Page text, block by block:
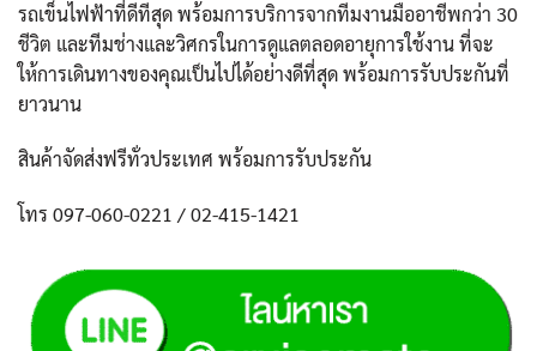
รถเข็นไฟฟ้าที่ดีทีสุด พร้อมการบริการจากทีมงานมืออาชีพกว่า 30
ชีวิต และทีมช่างและวิศกรในการดูแลตลอดอายุการใช้งาน ที่จะ
ให้การเดินทางของคุณเป็นไปได้อย่างดีที่สุด พร้อมการรับประกันที่
ยาวนาน
สินค้าจัดส่งฟรีทั่วประเทศ พร้อมการรับประกัน
โทร 097-060-0221 / 02-415-1421